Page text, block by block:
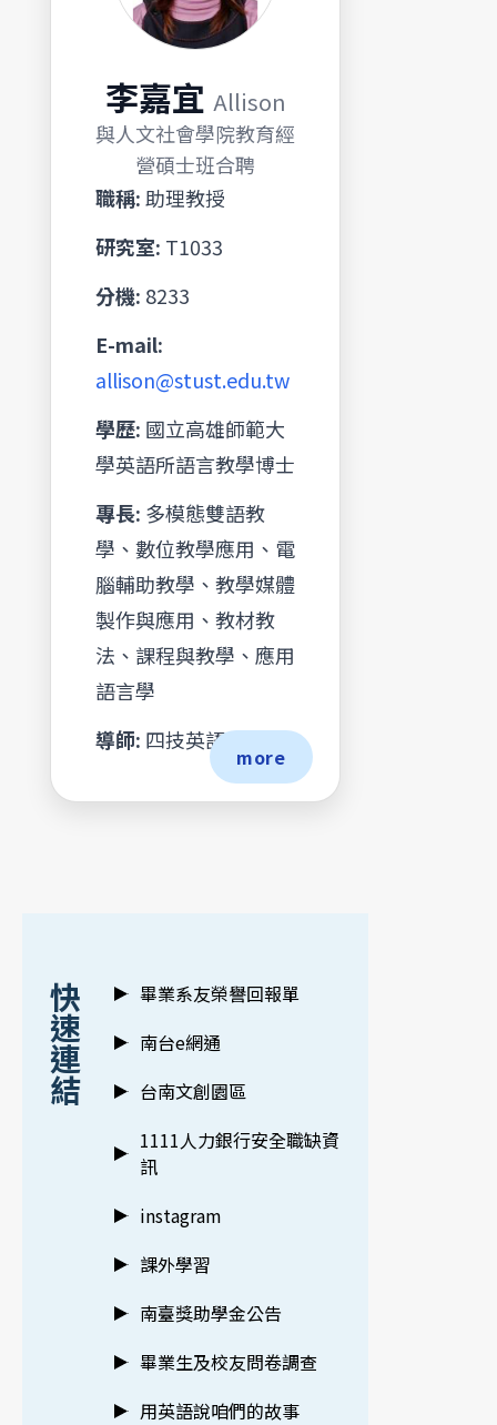
李嘉宜 Allison
與人文社會學院教育經
營碩士班合聘
職稱:助理教授
研究室: T1033
分機: 8233
E-mail:
allison@stust.edu.tw
學歷: 國立高雄師範大
學英語所語言教學博士
專長: 多模態雙語教
學、數位教學應用、電
腦輔助教學、教學媒體
製作與應用、教材教
法、課程與教學、應用
語言學
導師: 四技英語二甲
more
快
速
連
結
畢業系友榮譽回報單
南台e網通
台南文創園區
1111人力銀行安全職缺資
訊
instagram
課外學習
南臺獎助學金公告
畢業生及校友問卷調查
用英語說咱們的故事